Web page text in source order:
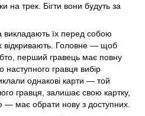
на трек. Бігти вони будуть за
викладають їх перед собою
відкривають. Головне — щоб
перший гравець має повну
наступного гравця вибір
однакові карти — той
гравця, залишає свою картку,
— має обрати нову з доступних.